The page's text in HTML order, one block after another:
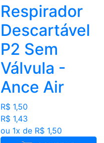
Respirador
Descartável
P2 Sem
Válvula -
Ance Air
R$ 1,50
R$ 1,43
ou 1x de R$ 1,50